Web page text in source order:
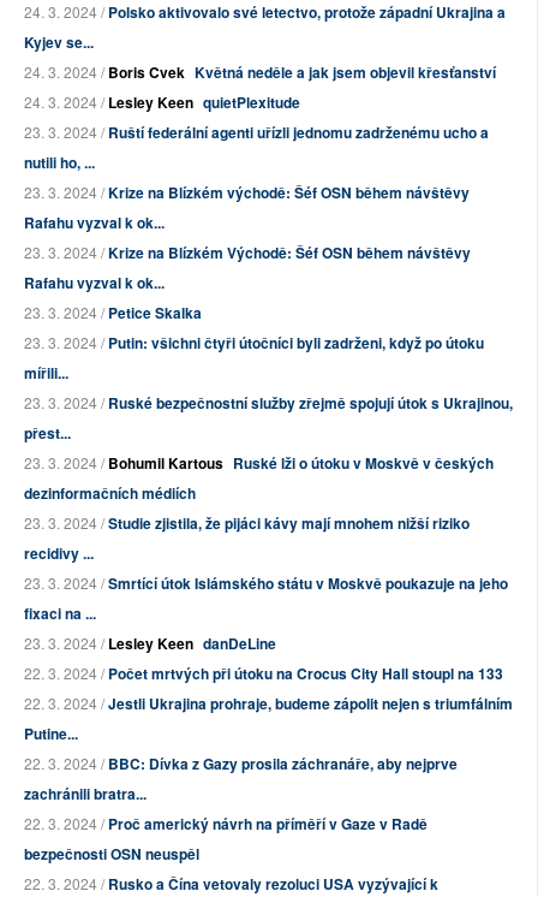
24. 3. 2024 /Polsko aktivovalo své letectvo, protože západní Ukrajina a
Kyjev se...
24. 3. 2024 /Boris Cvek Květná neděle a jak jsem objevil křesťanství
24. 3. 2024 /Lesley Keen quietPlexitude
23. 3. 2024 /Ruští federální agenti uřízli jednomu zadrženému ucho a
nutili ho, ...
23. 3. 2024 /Krize na Blízkém východě: Šéf OSN během návštěvy
Rafahu vyzval k ok...
23. 3. 2024 /Krize na Blízkém Východě: Šéf OSN během návštěvy
Rafahu vyzval k ok...
23. 3. 2024 /Petice Skalka
23. 3. 2024 /Putin: všichni čtyři útočníci byli zadrženi, když po útoku
mířili...
23. 3. 2024 /Ruské bezpečnostní služby zřejmě spojují útok s Ukrajinou,
přest...
23. 3. 2024 /Bohumil Kartous Ruské lži o útoku v Moskvě v českých
dezinformačních médiích
23. 3. 2024 /Studie zjistila, že pijáci kávy mají mnohem nižší riziko
recidivy ...
23. 3. 2024 /Smrtící útok Islámského státu v Moskvě poukazuje na jeho
fixaci na ...
23. 3. 2024 /Lesley Keen danDeLine
22. 3. 2024 /Počet mrtvých při útoku na Crocus City Hall stoupl na 133
22. 3. 2024 /Jestli Ukrajina prohraje, budeme zápolit nejen s triumfálním
Putine...
22. 3. 2024 /BBC: Dívka z Gazy prosila záchranáře, aby nejprve
zachránili bratra...
22. 3. 2024 /Proč americký návrh na příměří v Gaze v Radě
bezpečnosti OSN neuspěl
22. 3. 2024 /Rusko a Čína vetovaly rezoluci USA vyzývající k